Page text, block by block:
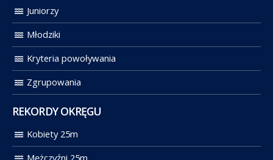
Juniorzy
Młodziki
Kryteria powoływania
Zgrupowania
REKORDY OKRĘGU
Kobiety 25m
Mężczyźni 25m